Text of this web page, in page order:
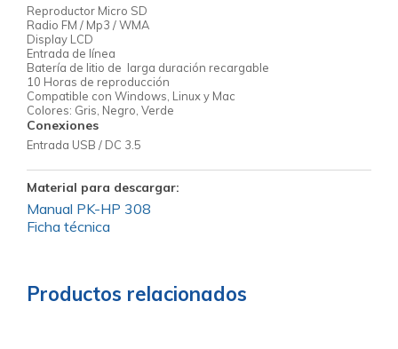
Reproductor Micro SD
Radio FM / Mp3 / WMA
Display LCD
Entrada de línea
Batería de litio de larga duración recargable
10 Horas de reproducción
Compatible con Windows, Linux y Mac
Colores: Gris, Negro, Verde
Conexiones
Entrada USB / DC 3.5
Material para descargar:
Manual PK-HP 308
Ficha técnica
Productos relacionados